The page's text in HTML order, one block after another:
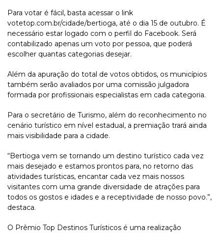
Para votar é fácil, basta acessar o link
votetop.com.br/cidade/bertioga, até o dia 15 de outubro. É
necessário estar logado com o perfil do Facebook. Será
contabilizado apenas um voto por pessoa, que poderá
escolher quantas categorias desejar.
Além da apuração do total de votos obtidos, os municípios
também serão avaliados por uma comissão julgadora
formada por profissionais especialistas em cada categoria.
Para o secretário de Turismo, além do reconhecimento no
cenário turístico em nível estadual, a premiação trará ainda
mais visibilidade para a cidade.
“Bertioga vem se tornando um destino turístico cada vez
mais desejado e estamos prontos para, no retorno das
atividades turísticas, encantar cada vez mais nossos
visitantes com uma grande diversidade de atrações para
todos os gostos e idades e a receptividade de nosso povo.”,
destaca.
O Prêmio Top Destinos Turísticos é uma realização